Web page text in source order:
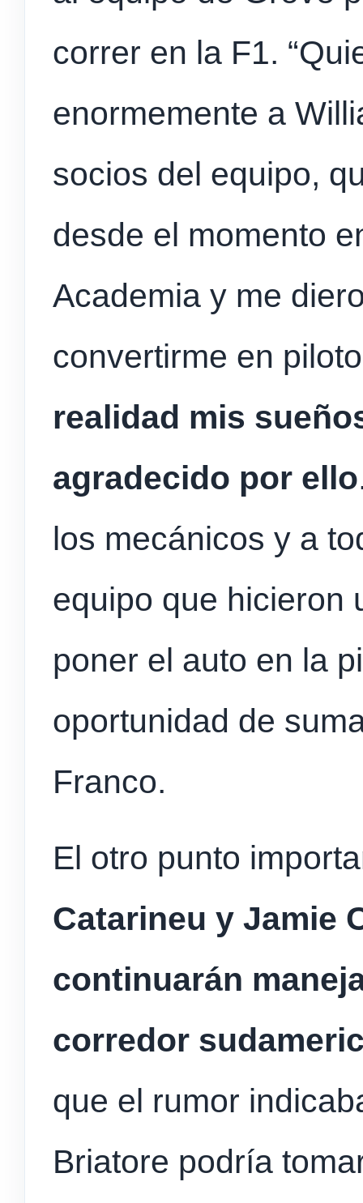
correr en la F1.
enormemente a
socios del equipo,
desde el momento
Academia y me
convertirme en
realidad mis
agradecido por ello
los mecánicos y a
equipo que hicieron
poner el auto en la
oportunidad de
Franco.
El otro punto
Catarineu y Jamie
continuarán
corredor
que el rumor
Briatore podría